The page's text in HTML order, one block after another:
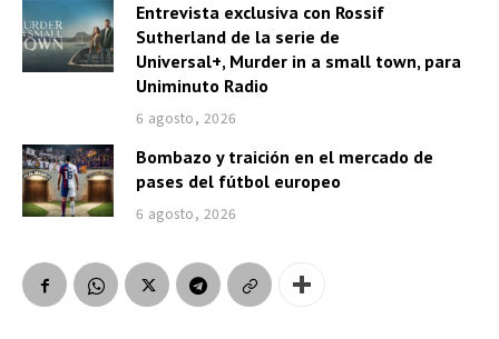
Entrevista exclusiva con Rossif
Sutherland de la serie de
Universal+, Murder in a small town, para
Uniminuto Radio
6 agosto, 2026
Bombazo y traición en el mercado de
pases del fútbol europeo
6 agosto, 2026